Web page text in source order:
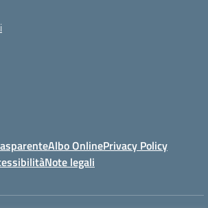
Albo OnlinePrivacy Policy
Note legali